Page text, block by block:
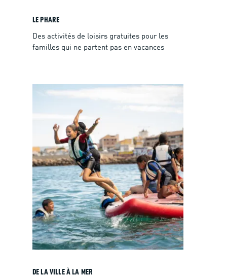
LE PHARE
Des activités de loisirs gratuites pour les
familles qui ne partent pas en vacances
DE LA VILLE À LA MER